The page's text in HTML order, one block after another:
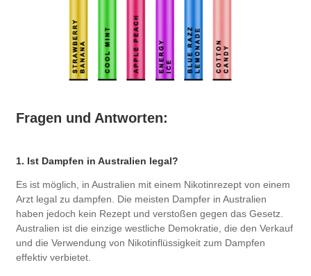
Fragen und Antworten:
1. Ist Dampfen in Australien legal?
Es ist möglich, in Australien mit einem Nikotinrezept von einem
Arzt legal zu dampfen. Die meisten Dampfer in Australien
haben jedoch kein Rezept und verstoßen gegen das Gesetz.
Australien ist die einzige westliche Demokratie, die den Verkauf
und die Verwendung von Nikotinflüssigkeit zum Dampfen
effektiv verbietet.